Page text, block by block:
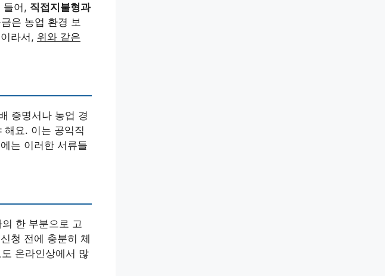
들어, 직접지불형과
은 농업 환경 보
라서, 위와 같은
증명서나 농업 경
해요. 이는 공익직
는 이러한 서류들
한 부분으로 고
청 전에 충분히 체
온라인상에서 많